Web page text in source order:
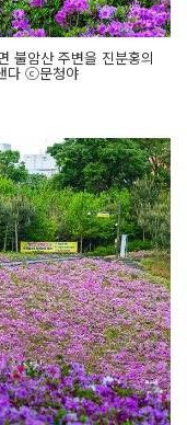
불암산 주변을 진분홍의
다 ⓒ문청야